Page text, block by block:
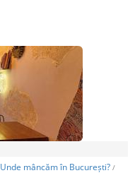
Unde mâncăm în București? /